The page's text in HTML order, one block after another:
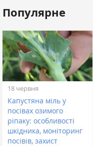
Популярне
18 червня
Капустяна міль у
посівах озимого
ріпаку: особливості
шкідника, моніторинг
посівів, захист